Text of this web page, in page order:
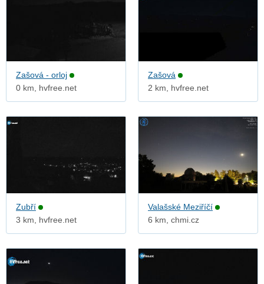
Zašová - orloj
0 km, hvfree.net
Zašová
2 km, hvfree.net
Zubří
3 km, hvfree.net
Valašské Meziříčí
6 km, chmi.cz